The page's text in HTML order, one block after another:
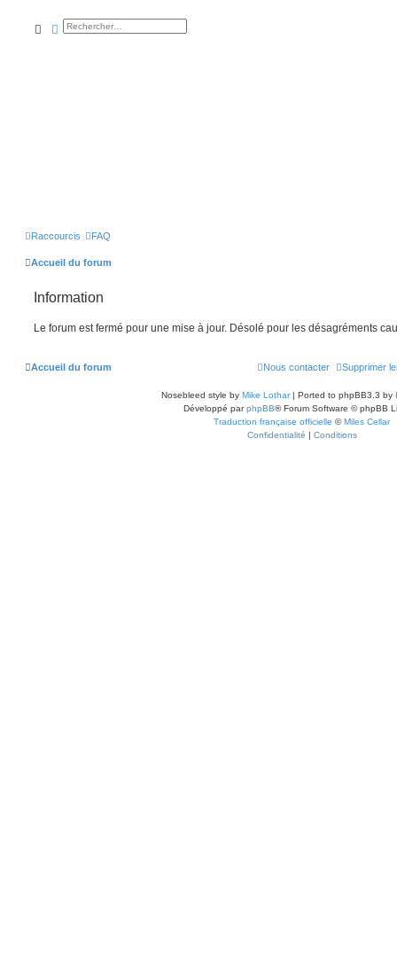
rechercher
rechercheavancée
Raccourcis FAQ
Accueil du forum
Information
Le forum est fermé pour une mise à jour. Désolé pour les désagréments
Accueil du forum Supprimer
Nous contacter
Nosebleed style by Mike Lothar| Ported to phpBB3.3 by
Développé parphpBB® Forum Software © phpBB
Traduction française officielle ©Miles Cellar
Confidentialité | Conditions